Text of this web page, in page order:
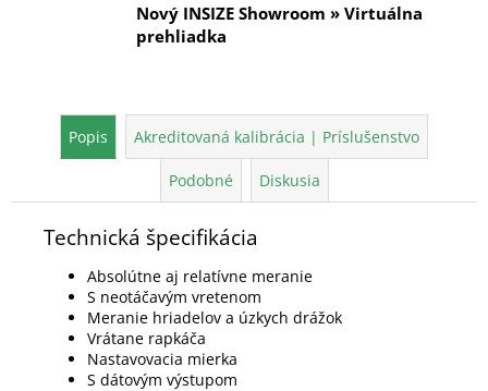
Nový INSIZE Showroom » Virtuálna
prehliadka
Popis Akreditovaná kalibrácia | Príslušenstvo
Podobné Diskusia
Technická špecifikácia
Absolútne aj relatívne meranie
S neotáčavým vretenom
Meranie hriadelov a úzkych drážok
Vrátane rapkáča
Nastavovacia mierka
S dátovým výstupom